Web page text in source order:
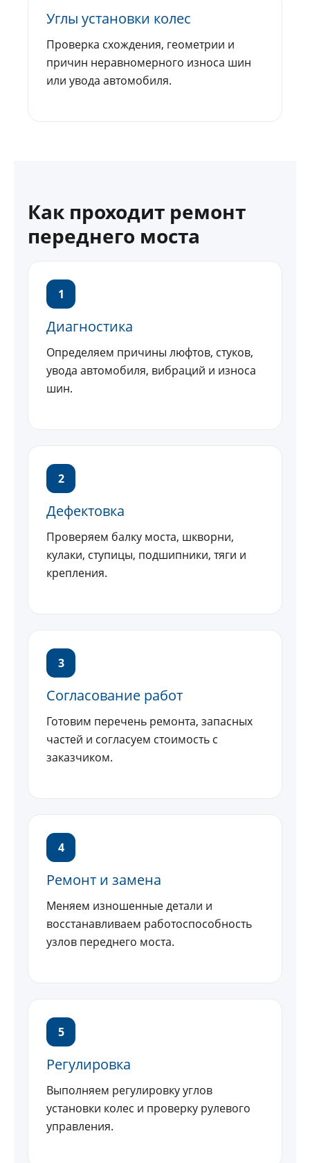
Углы установки колес
Проверка схождения, геометрии и
причин неравномерного износа шин
или увода автомобиля.
Как проходит ремонт
переднего моста
1
Диагностика
Определяем причины люфтов, стуков,
увода автомобиля, вибраций и износа
шин.
2
Дефектовка
Проверяем балку моста, шкворни,
кулаки, ступицы, подшипники, тяги и
крепления.
3
Согласование работ
Готовим перечень ремонта, запасных
частей и согласуем стоимость с
заказчиком.
4
Ремонт и замена
Меняем изношенные детали и
восстанавливаем работоспособность
узлов переднего моста.
5
Регулировка
Выполняем регулировку углов
установки колес и проверку рулевого
управления.